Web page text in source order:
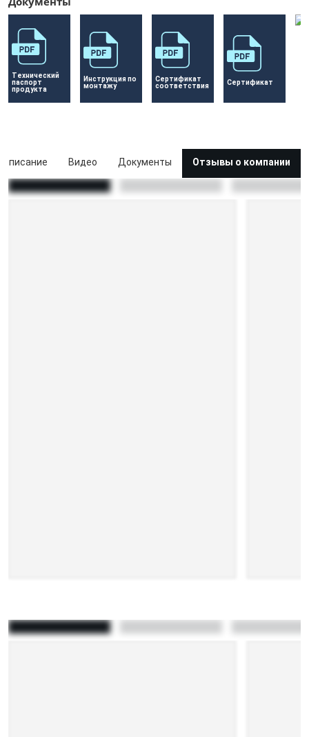
Технический
паспорт
продукта
Инструкция по
монтажу
Сертификат
соответствия
Сертификат
Описание Видео Документы Отзывы о компании